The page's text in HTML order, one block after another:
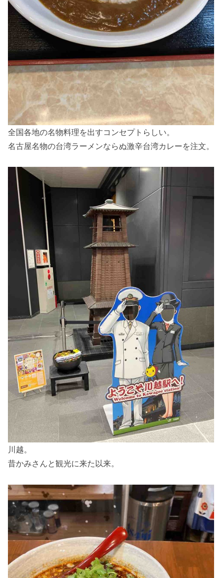
全国各地の名物料理を出すコンセプトらしい。
名古屋名物の台湾ラーメンならぬ激辛台湾カレーを注文。
川越。
昔かみさんと観光に来た以来。